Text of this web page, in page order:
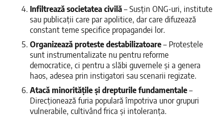
Infiltrează societatea civilă– Susțin ONG-uri, institute
sau publicații care par apolitice, dar care difuzează
constant teme specifice propagandei lor.
Organizează proteste destabilizatoare– Protestele
sunt instrumentalizate nu pentru reforme
democratice, ci pentru a slăbi guvernele și a genera
haos, adesea prin instigatori sau scenarii regizate.
Atacă minoritățile și drepturile fundamentale–
Direcționează furia populară împotriva unor grupuri
vulnerabile, cultivând frica și intoleranța.